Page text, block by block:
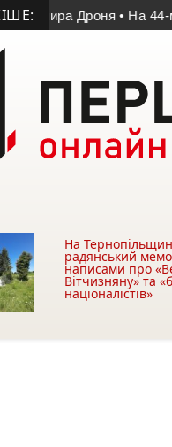
Дроня • На 44-му
На
радянський
написами про
Вітчизняну» та
націоналістів»